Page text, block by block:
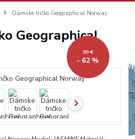
Dámske tričko Geographical Norway
Geographical
39 €
- 62 %